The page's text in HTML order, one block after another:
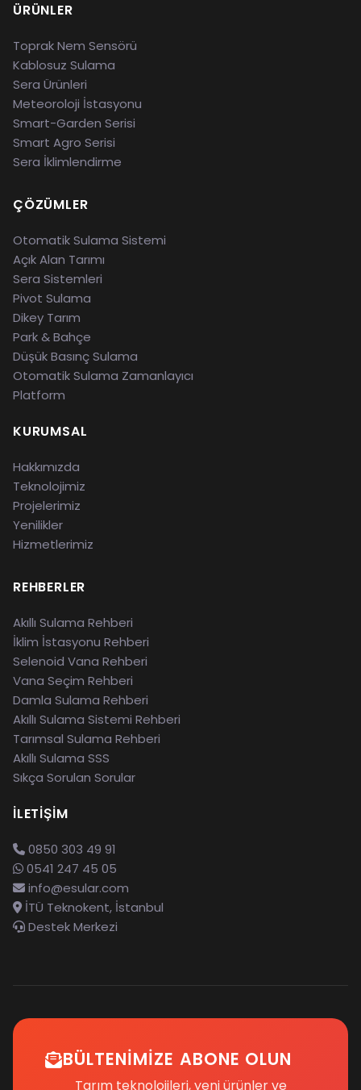
ÜRÜNLER
Toprak Nem Sensörü
Kablosuz Sulama
Sera Ürünleri
Meteoroloji İstasyonu
Smart-Garden Serisi
Smart Agro Serisi
Sera İklimlendirme
ÇÖZÜMLER
Otomatik Sulama Sistemi
Açık Alan Tarımı
Sera Sistemleri
Pivot Sulama
Dikey Tarım
Park & Bahçe
Düşük Basınç Sulama
Otomatik Sulama Zamanlayıcı
Platform
KURUMSAL
Hakkımızda
Teknolojimiz
Projelerimiz
Yenilikler
Hizmetlerimiz
REHBERLER
Akıllı Sulama Rehberi
İklim İstasyonu Rehberi
Selenoid Vana Rehberi
Vana Seçim Rehberi
Damla Sulama Rehberi
Akıllı Sulama Sistemi Rehberi
Tarımsal Sulama Rehberi
Akıllı Sulama SSS
Sıkça Sorulan Sorular
İLETIŞIM
0850 303 49 91
0541 247 45 05
info@esular.com
İTÜ Teknokent, İstanbul
Destek Merkezi
BÜLTENIMIZE ABONE OLUN
Tarım teknolojileri, yeni ürünler ve